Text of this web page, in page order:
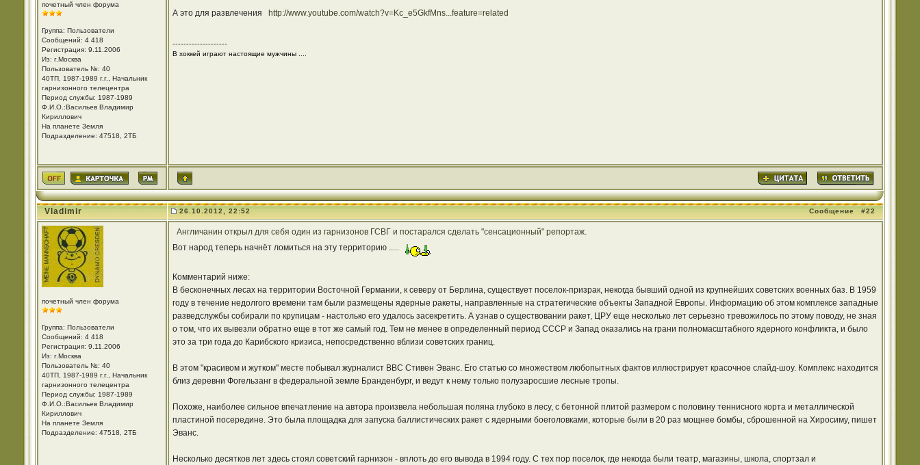
почетный член форума
Группа: Пользователи
Сообщений: 4 418
Регистрация: 9.11.2006
Из: г.Москва
Пользователь №: 40
40ТП, 1987-1989 г.г., Начальник
гарнизонного телецентра
Период службы: 1987-1989
Ф.И.О.:Васильев Владимир
Кириллович
На планете Земля
Подразделение: 47518, 2ТБ
А это для развлечения http://www.youtube.com/watch?v=Kc_e5GkfMns...feature=related
--------------------
В хоккей играют настоящие мужчины ....
Vladimir 26.10.2012, 22:52 Сообщение #22
почетный член форума
Группа: Пользователи
Сообщений: 4 418
Регистрация: 9.11.2006
Из: г.Москва
Пользователь №: 40
40ТП, 1987-1989 г.г., Начальник
гарнизонного телецентра
Период службы: 1987-1989
Ф.И.О.:Васильев Владимир
Кириллович
На планете Земля
Подразделение: 47518, 2ТБ
Англичанин открыл для себя один из гарнизонов ГСВГ и постарался сделать "сенсационный" репортаж.
Вот народ теперь начнёт ломиться на эту территорию .....
Комментарий ниже:
В бесконечных лесах на территории Восточной Германии, к северу от Берлина, существует поселок-призрак, некогда бывший одной из крупнейших советских военных баз. В 1959
году в течение недолгого времени там были размещены ядерные ракеты, направленные на стратегические объекты Западной Европы. Информацию об этом комплексе западные
разведслужбы собирали по крупицам - настолько его удалось засекретить. А узнав о существовании ракет, ЦРУ еще несколько лет серьезно тревожилось по этому поводу, не зная
о том, что их вывезли обратно еще в тот же самый год. Тем не менее в определенный период СССР и Запад оказались на грани полномасштабного ядерного конфликта, и было
это за три года до Карибского кризиса, непосредственно вблизи советских границ.
В этом "красивом и жутком" месте побывал журналист BBC Стивен Эванс. Его статью со множеством любопытных фактов иллюстрирует красочное слайд-шоу. Комплекс находится
близ деревни Фогельзанг в федеральной земле Бранденбург, и ведут к нему только полузаросшие лесные тропы.
Похоже, наиболее сильное впечатление на автора произвела небольшая поляна глубоко в лесу, с бетонной плитой размером с половину теннисного корта и металлической
пластиной посередине. Это была площадка для запуска баллистических ракет с ядерными боеголовками, которые были в 20 раз мощнее бомбы, сброшенной на Хиросиму, пишет
Эванс.
Несколько десятков лет здесь стоял советский гарнизон - вплоть до его вывода в 1994 году. С тех пор поселок, где некогда были театр, магазины, школа, спортзал и